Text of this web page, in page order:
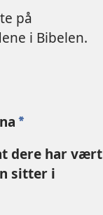
på
i Bibelen.
a
dere har vært
sitter i